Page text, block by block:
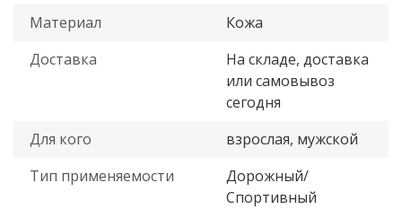
Материал
Кожа
Доставка
На складе, доставка
или самовывоз
сегодня
Для кого
взрослая, мужской
Тип применяемости
Дорожный/
Спортивный